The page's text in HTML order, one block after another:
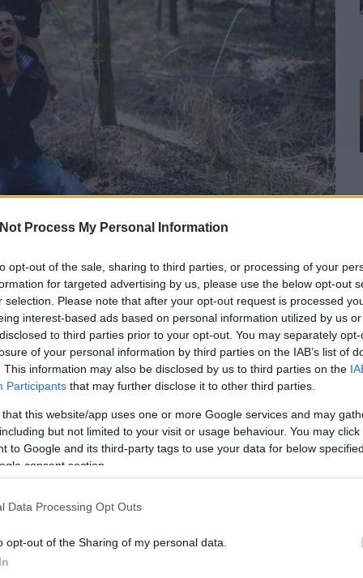
Process My Personal Information
opt-out of the sale, sharing to third parties, or processing of your
for targeted advertising by us, please use the below opt-out
selection. Please note that after your opt-out request is processed
interest-based ads based on personal information utilized by us
to third parties prior to your opt-out. You may separately
of your personal information by third parties on the IAB’s list of
This information may also be disclosed by us to third parties on the
Participants that may further disclose it to other third parties.
that this website/app uses one or more Google services and may
but not limited to your visit or usage behaviour. You may
to Google and its third-party tags to use your data for below
consent section.
Data Processing Opt Outs
opt-out of the Sharing of my personal data.
bizarr dolog magyarnak lenni. Mikor szögesdrót
kiéheztetett emberekkel van tele a média, vagy
kíván megszavazni egy
demokratikusan az Országházba delegált
és azok a katonák a hősök, akik mellett
életüket. Akkor, amikor a keresztényiség
miniszterelnöke emberek tízezreitől a
plakátkampányban uszítanak az „idegenek”
is érdemes, de amikor az embernek összeszorul
csak most ne rontsuk el mi magyarok, ebben
helyzetben, akkor hirtelen meg leszel